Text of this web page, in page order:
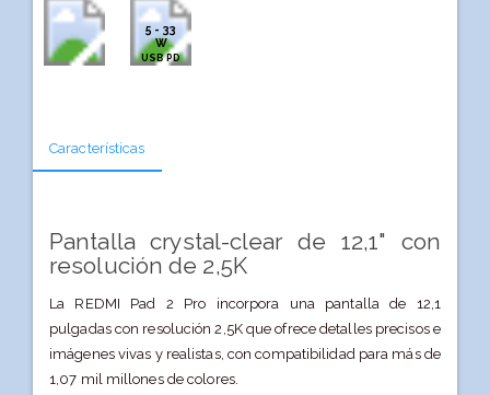
5 - 33
W
USB PD
Características
Pantalla crystal-clear de 12,1" con
resolución de 2,5K
La REDMI Pad 2 Pro incorpora una pantalla de 12,1
pulgadas con resolución 2,5K que ofrece detalles precisos e
imágenes vivas y realistas, con compatibilidad para más de
1,07 mil millones de colores.